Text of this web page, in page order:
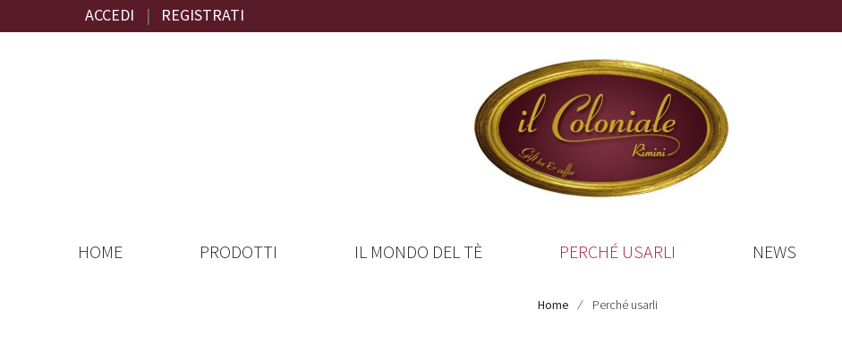
ACCEDI | REGISTRATI
HOME PRODOTTI IL MONDO DEL TÈ PERCHÉ USARLI NEWS
Home Perché usarli